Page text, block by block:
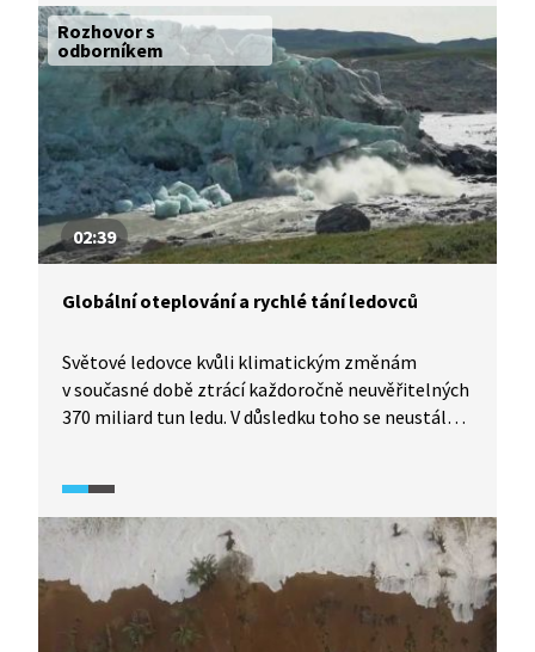
Rozhovor s
odborníkem
02:39
Globální oteplování a rychlé tání ledovců
Světové ledovce kvůli klimatickým změnám
v současné době ztrácí každoročně neuvěřitelných
370 miliard tun ledu. V důsledku toho se neustále
současnou alarmující situaci objasní geograf Chris
Stokes a hydrolog Bohumír Jánský.